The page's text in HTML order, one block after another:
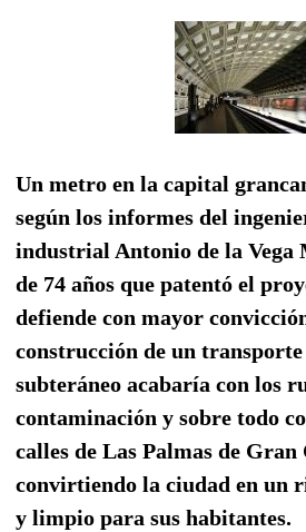
Un metro en la capital
según los informes del
industrial Antonio de la Vega
de 74 años que patentó el
defiende con mayor
construcción de un
subteráneo acabaría con los
contaminación y sobre todo
calles de Las Palmas de Gran
convirtiendo la ciudad en un
y limpio para sus habitantes.